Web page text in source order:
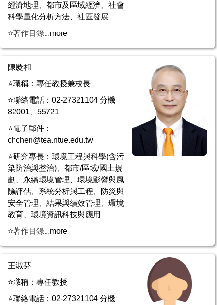
經濟地理、都市及區域經濟、社會
科學量化分析方法、社區發展
⭐著作目錄...more
陳慶和
⭐職稱：專任教授兼校長
⭐聯絡電話：02-27321104 分機
82001
55721
⭐電子郵件：
chchen@tea.ntue.edu.tw
⭐研究專長：環境工程與科學(含污
染防治與整治)、都市/區域/國土規
劃、永續環境管理、環境影響與風
險評估、系統分析與工程、防災與
安全管理、結果與績效管理、環境
教育、環境資訊科技與應用
⭐著作目錄...more
王淑芬
⭐職稱：專任教授
⭐聯絡電話：02-27321104 分機